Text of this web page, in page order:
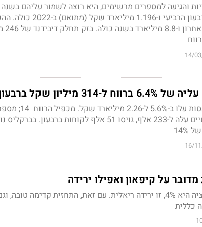
והגיעה למספרים מרשימים, היא רוצה לשמור עליהם
בזק הרוויחה 250 מיליון שקל ברבעון הרביעי ו-1.196
עמדו
14/
החברה ממשיכה להשתפר, ההכנסות עלו ב-5.6% ל-2.26 מיליארד שקל.
הלקוחות של בזק בסיבית האופטיים עלה ל-233 אלף, גויסו 51 אלף לקוחות
16/
על קיפאון ואפילו ירידה
להגדיל רווחים ב-2% כשהאינפלציה היא 4%, זו ירידה ריאלית. עם זאת, התחזית קדימה
כללית